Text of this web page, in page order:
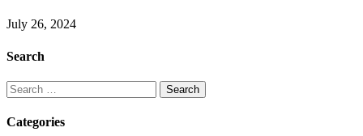
July 26, 2024
Search
Search
for:
Categories